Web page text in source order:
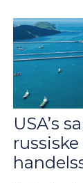
USA’s